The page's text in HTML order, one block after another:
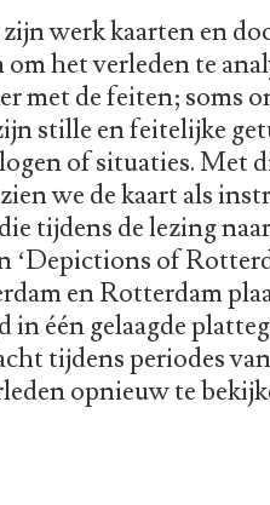
werk kaarten en
om het verleden te
met de feiten; soms
stille en feitelijke
of situaties. Met
we de kaart als
tijdens de lezing
‘Depictions of
en Rotterdam
in één gelaagde
tijdens periodes
opnieuw te